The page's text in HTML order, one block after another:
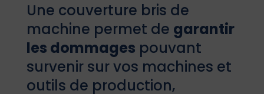
Une couverture bris de
machine permet de garantir
les dommages pouvant
survenir sur vos machines et
outils de production,